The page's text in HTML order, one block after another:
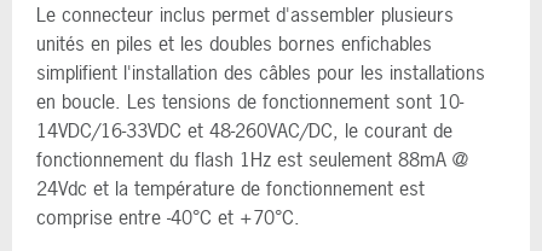
Le connecteur inclus permet d'assembler plusieurs
unités en piles et les doubles bornes enfichables
simplifient l'installation des câbles pour les installations
en boucle. Les tensions de fonctionnement sont 10-
14VDC/16-33VDC et 48-260VAC/DC, le courant de
fonctionnement du flash 1Hz est seulement 88mA @
24Vdc et la température de fonctionnement est
comprise entre -40°C et +70°C.